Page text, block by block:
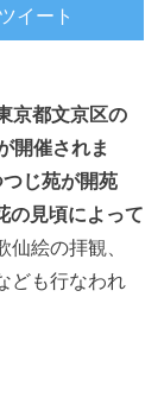
ツイート
京都文京区の
開催されま
じ苑が開苑
の見頃によって
絵の拝観、
ども行なわれ